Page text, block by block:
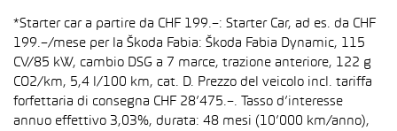
*Starter car a partire da CHF 199.–: Starter Car, ad es. da CHF
199.–/mese per la Škoda Fabia: Škoda Fabia Dynamic, 115
CV/85 kW, cambio DSG a 7 marce, trazione anteriore, 122 g
CO2/km, 5,4 l/100 km, cat. D. Prezzo del veicolo incl. tariffa
forfettaria di consegna CHF 28’475.–. Tasso d’interesse
annuo effettivo 3,03%, durata: 48 mesi (10’000 km/anno),